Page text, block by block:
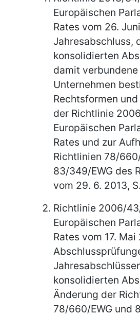
Europäischen
Rates vom 26.
Jahresabschluss,
konsolidierten
damit
Unternehmen
Rechtsformen
der Richtlinie
Europäischen
Rates und zur
Richtlinien 78/
83/349/EWG des
vom 29. 6. 2013,
Richtlinie 2006/
Europäischen
Rates vom 17.
konsolidierten
Änderung der
78/660/EWG und